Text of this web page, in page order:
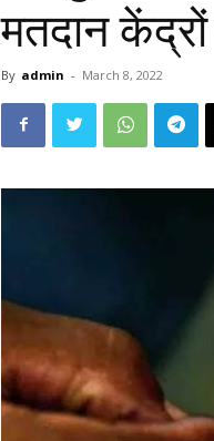
मतदान केंद्रों
By admin - March 8, 2022